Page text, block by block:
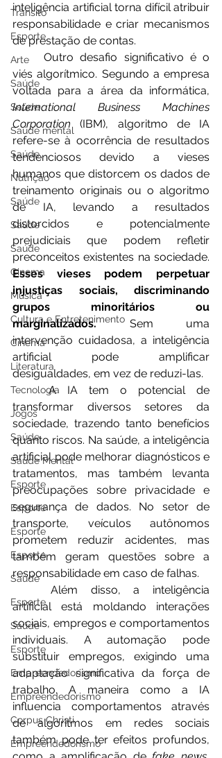
Trânsito
Esporte
Arte
Saúde
Saúde
Saúde mental
Saúde
Nutrição
Saúde
Saúde
Saúde
Cinema
Música
Cultura e Entretenimento
Cinema
Literatura
Tecnologia
Jogos
Saúde
Saúde Mental
Esporte
Esporte
Esporte
Esporte
Saúde
Esporte
Saúde
Esporte
Empreendedorismo
Empreendedorismo
Corpus Christi
Empreendedorismo
inteligência artificial torna difícil atribuir
responsabilidade e criar mecanismos
de prestação de contas.
	Outro desafio significativo é o
viés algorítmico. Segundo a empresa
International Business Machines
Corporation (IBM), algoritmo de IA
refere-se à ocorrência de resultados
tendenciosos devido a vieses
humanos que distorcem os dados de
treinamento originais ou o algoritmo
de IA, levando a resultados
distorcidos e potencialmente
prejudiciais que podem refletir
Esses vieses podem perpetuar
injustiças sociais, discriminando
grupos minoritários ou
marginalizados. Sem uma
intervenção cuidadosa, a inteligência
artificial pode amplificar
desigualdades, em vez de reduzi-las.
	A IA tem o potencial de
transformar diversos setores da
sociedade, trazendo tanto benefícios
quanto riscos. Na saúde, a inteligência
artificial pode melhorar diagnósticos e
tratamentos, mas também levanta
preocupações sobre privacidade e
segurança de dados. No setor de
transporte, veículos autônomos
prometem reduzir acidentes, mas
também geram questões sobre a
responsabilidade em caso de falhas.
artificial está moldando interações
sociais, empregos e comportamentos
individuais. A automação pode
substituir empregos, exigindo uma
adaptação significativa da força de
trabalho. A maneira como a IA
influencia comportamentos através
de algoritmos em redes sociais
também pode ter efeitos profundos,